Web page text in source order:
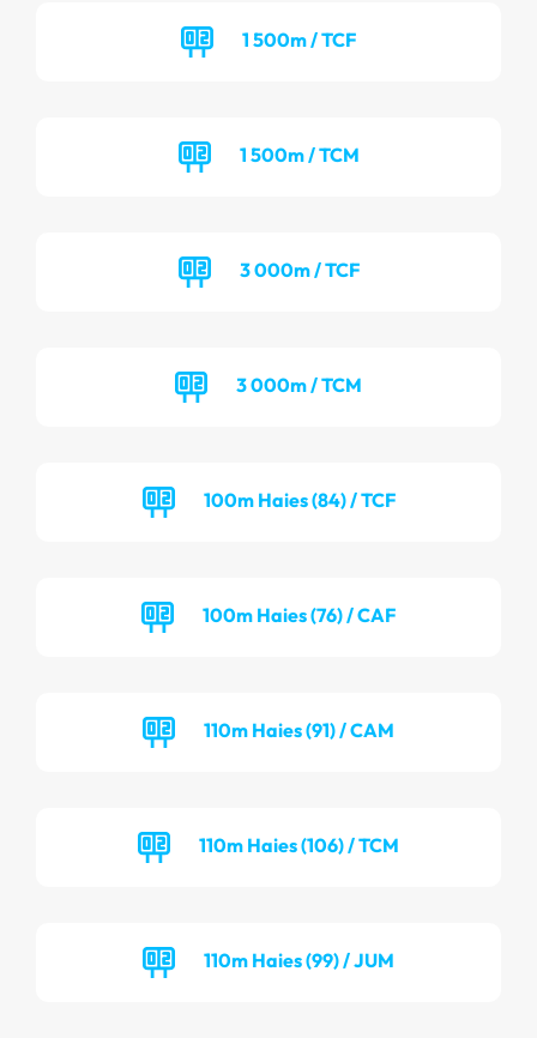
1 500m / TCF
1 500m / TCM
3 000m / TCF
3 000m / TCM
100m Haies (84) / TCF
100m Haies (76) / CAF
110m Haies (91) / CAM
110m Haies (106) / TCM
110m Haies (99) / JUM